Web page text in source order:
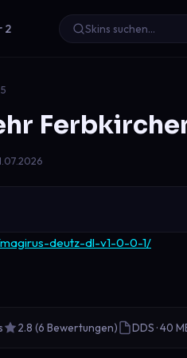
2
deutz-dl-v1-0-0-1/
2.8 (6 Bewertungen) DDS · 40